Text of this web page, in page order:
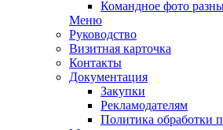
Командное фото
Меню
Руководство
Визитная карточка
Контакты
Документация
Закупки
Рекламодателям
Политика обработки